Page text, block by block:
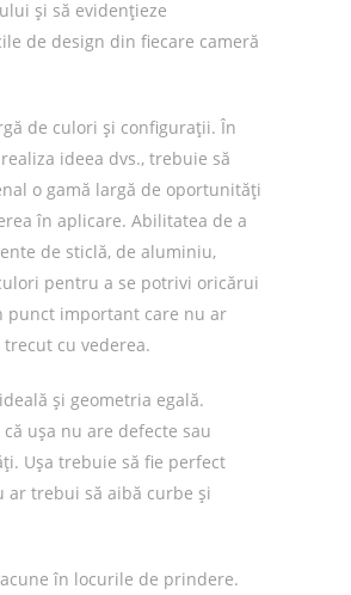
și să evidențieze
de design din fiecare cameră
de culori și configurații. În
ideea dvs., trebuie să
o gamă largă de oportunități
în aplicare. Abilitatea de a
de sticlă, de aluminiu,
pentru a se potrivi oricărui
punct important care nu ar
cu vederea.
și geometria egală.
ușa nu are defecte sau
Ușa trebuie să fie perfect
ar trebui să aibă curbe și
în locurile de prindere.